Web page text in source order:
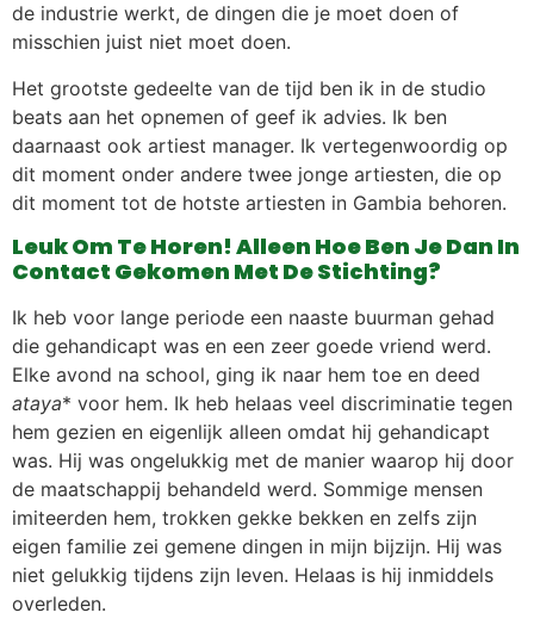
de industrie werkt, de dingen die je moet doen of
misschien juist niet moet doen.
Het grootste gedeelte van de tijd ben ik in de studio
beats aan het opnemen of geef ik advies. Ik ben
daarnaast ook artiest manager. Ik vertegenwoordig op
dit moment onder andere twee jonge artiesten, die op
dit moment tot de hotste artiesten in Gambia behoren.
Leuk Om Te Horen! Alleen Hoe Ben Je Dan In
Contact Gekomen Met De Stichting?
Ik heb voor lange periode een naaste buurman gehad
die gehandicapt was en een zeer goede vriend werd.
Elke avond na school, ging ik naar hem toe en deed
ataya* voor hem. Ik heb helaas veel discriminatie tegen
hem gezien en eigenlijk alleen omdat hij gehandicapt
was. Hij was ongelukkig met de manier waarop hij door
de maatschappij behandeld werd. Sommige mensen
imiteerden hem, trokken gekke bekken en zelfs zijn
eigen familie zei gemene dingen in mijn bijzijn. Hij was
niet gelukkig tijdens zijn leven. Helaas is hij inmiddels
overleden.